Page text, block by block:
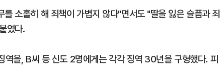
소홀히 해 죄책이 가볍지 않다"면서도 "딸을 잃은 슬픔과 죄
였다.
을, B씨 등 신도 2명에게는 각각 징역 30년을 구형했다. 피